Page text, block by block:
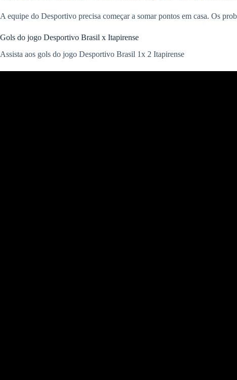
A equipe do Desportivo precisa começar a somar pontos em casa. Os
Gols do jogo Desportivo Brasil x Itapirense
Assista aos gols do jogo Desportivo Brasil 1x 2 Itapirense